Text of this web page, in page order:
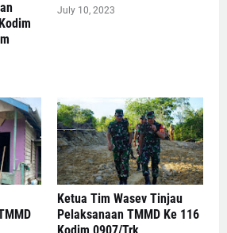
July 10, 2023
Ketua Tim Wasev Tinjau
Pelaksanaan TMMD Ke 116
Kodim 0907/Trk